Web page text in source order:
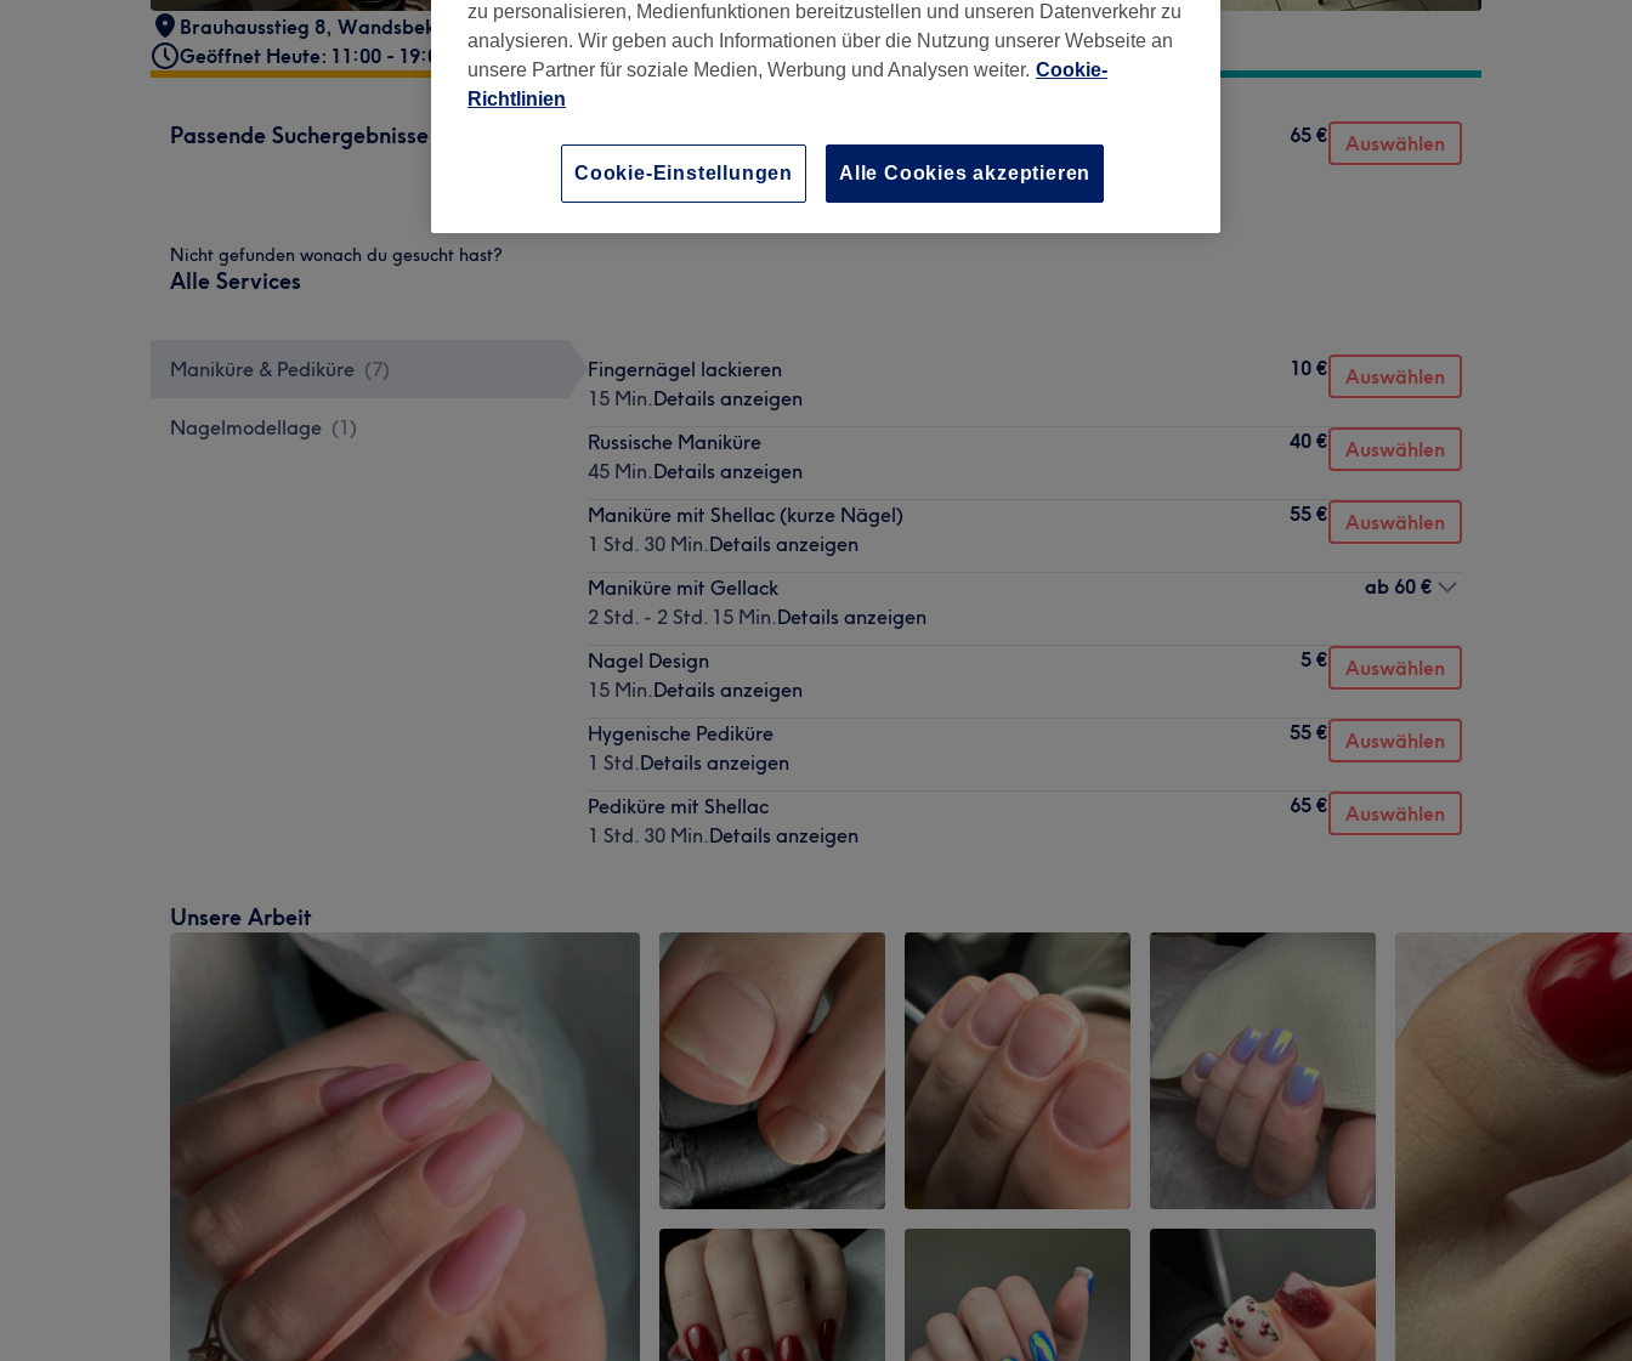
Brauhausstieg 8, Wandsbek Hamburg, 22041
Geöffnet Heute: 11:00 - 19:00
Passende Suchergebnisse
1 Std. 30 Min.Details anzeigen
65 € Auswählen
Nicht gefunden wonach du gesucht hast?
Alle Services
Maniküre & Pediküre (7)
Nagelmodellage (1)
Fingernägel lackieren
15 Min.Details anzeigen
10 € Auswählen
Russische Maniküre
45 Min.Details anzeigen
40 € Auswählen
Maniküre mit Shellac (kurze Nägel)
1 Std. 30 Min.Details anzeigen
55 € Auswählen
Maniküre mit Gellack
2 Std. - 2 Std. 15 Min.Details anzeigen
ab 60 €
Nagel Design
15 Min.Details anzeigen
5 € Auswählen
Hygenische Pediküre
1 Std.Details anzeigen
55 € Auswählen
Pediküre mit Shellac
1 Std. 30 Min.Details anzeigen
65 € Auswählen
Unsere Arbeit
zu personalisieren, Medienfunktionen bereitzustellen und unseren Datenverkehr zu
analysieren. Wir geben auch Informationen über die Nutzung unserer Webseite an
unsere Partner für soziale Medien, Werbung und Analysen weiter. Cookie-
Richtlinien
Cookie-Einstellungen Alle Cookies akzeptieren